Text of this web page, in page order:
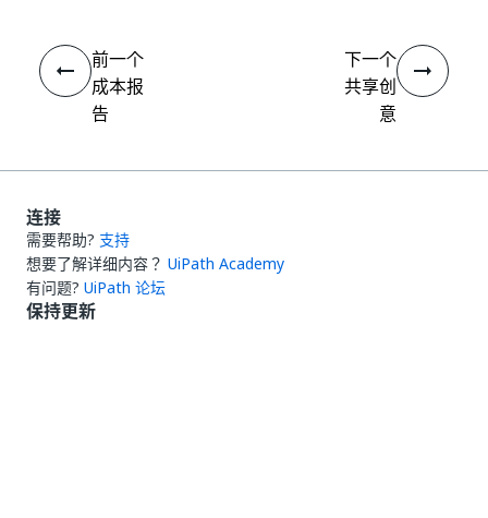
前一个
成本报
告
下一个
共享创
意
连接
需要帮助? 支持
想要了解详细内容？ UiPath Academy
有问题? UiPath 论坛
保持更新